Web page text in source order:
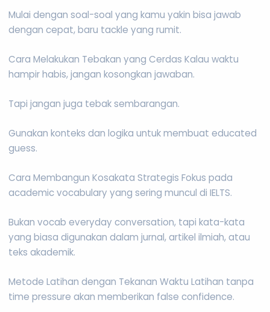
Mulai dengan soal-soal yang kamu yakin bisa jawab
dengan cepat, baru tackle yang rumit.
Cara Melakukan Tebakan yang Cerdas Kalau waktu
hampir habis, jangan kosongkan jawaban.
Tapi jangan juga tebak sembarangan.
Gunakan konteks dan logika untuk membuat educated
guess.
Cara Membangun Kosakata Strategis Fokus pada
academic vocabulary yang sering muncul di IELTS.
Bukan vocab everyday conversation, tapi kata-kata
yang biasa digunakan dalam jurnal, artikel ilmiah, atau
teks akademik.
Metode Latihan dengan Tekanan Waktu Latihan tanpa
time pressure akan memberikan false confidence.